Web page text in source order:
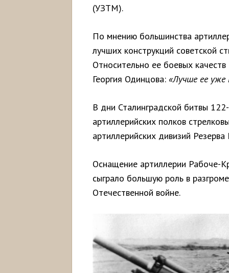
(УЗТМ).
По мнению большинства
лучших конструкций советской
Относительно ее боевых
Георгия Одинцова: «Лучше ее
В дни Сталинградской битвы
артиллерийских полков
артиллерийских дивизий
Оснащение артиллерии Рабоче-
сыграло большую роль в
Отечественной войне.